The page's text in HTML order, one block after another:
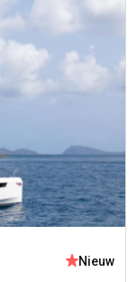
Nieuw